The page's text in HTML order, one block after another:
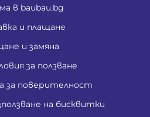
в baubau.bg
и плащане
и замяна
за ползване
за поверителност
на бисквитки